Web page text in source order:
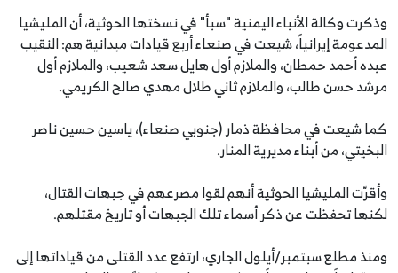
وذكرت وكالة الأنباء اليمنية "سبأ" في نسختها الحوثية، أن المليشيا
المدعومة إيرانياً، شيعت في صنعاء أربع قيادات ميدانية هم: النقيب
عبده أحمد حمطان، والملازم أول هايل سعد شعيب، والملازم أول
مرشد حسن طالب، والملازم ثاني طلال مهدي صالح الكريمي.
كما شيعت في محافظة ذمار (جنوبي صنعاء)، ياسين حسين ناصر
البخيتي، من أبناء مديرية المنار.
وأقرّت المليشيا الحوثية أنهم لقوا مصرعهم في جبهات القتال،
لكنها تحفظت عن ذكر أسماء تلك الجبهات أو تاريخ مقتلهم.
ومنذ مطلع سبتمبر/أيلول الجاري، ارتفع عدد القتلى من قياداتها إلى